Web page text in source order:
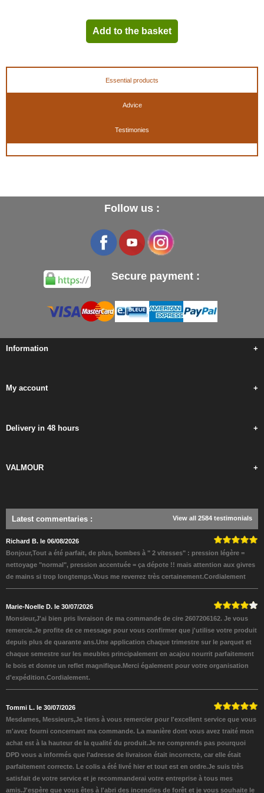
Add to the basket
Essential products
Advice
Testimonies
Follow us :
Secure payment :
Information +
My account +
Delivery in 48 hours +
VALMOUR +
Latest commentaries : View all 2584 testimonials
Richard B. le 06/08/2026
Bonjour,Tout a été parfait, de plus, bombes à " 2 vitesses" : pression légère =
nettoyage "normal", pression accentuée = ça dépote !! mais attention aux givres
de mains si trop longtemps.Vous me reverrez très certainement.Cordialement
Marie-Noelle D. le 30/07/2026
Monsieur,J'ai bien pris livraison de ma commande de cire 2607206162. Je vous
remercie.Je profite de ce message pour vous confirmer que j'utilise votre produit
depuis plus de quarante ans.Une application chaque trimestre sur le parquet et
chaque semestre sur les meubles principalement en acajou nourrit parfaitement
le bois et donne un reflet magnifique.Merci également pour votre organisation
d'expédition.Cordialement.
Tommi L. le 30/07/2026
Mesdames, Messieurs,Je tiens à vous remercier pour l'excellent service que vous
m'avez fourni concernant ma commande. La manière dont vous avez traité mon
achat est à la hauteur de la qualité du produit.Je ne comprends pas pourquoi
DPD vous a informés que l'adresse de livraison était incorrecte, car elle était
parfaitement correcte. Le colis a été livré hier et tout est en ordre.Je suis très
satisfait de votre service et je recommanderai votre entreprise à tous mes
amis.J'espère que vous êtes à l'abri des incendies de forêt et je vous souhaite le